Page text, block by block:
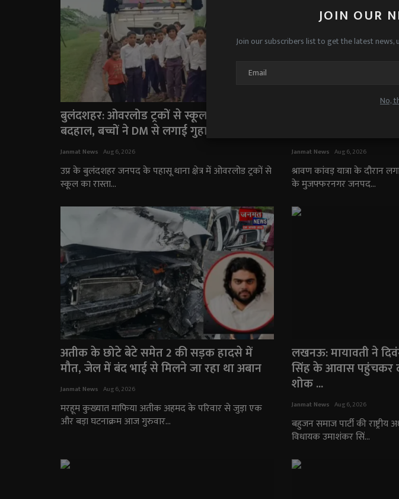
JOIN OUR
Join our subscribers list to get the latest
No,
बुलंदशहर: ओवरलोड ट्रकों से स्कूल का रास्ता
बदहाल, बच्चों ने DM से लगाई गुहार
Janmat News Aug 6, 2026
उप्र के बुलंदशहर जनपद के पहासू थाना क्षेत्र में ओवरलोड ट्रकों से
स्कूल का रास्ता...
Janmat News Aug 6, 2026
श्रावण कांवड़ यात्रा के दौरान
के मुजफ्फरनगर जनपद...
अतीक के छोटे बेटे समेत 2 की सड़क हादसे में
मौत, जेल में बंद भाई से मिलने जा रहा था अबान
Janmat News Aug 6, 2026
मरहूम कुख्यात माफिया अतीक अहमद के परिवार से जुड़ा एक
और बड़ा घटनाक्रम आज गुरुवार...
लखनऊ: मायावती ने
सिंह के आवास पहुंचकर
शोक ...
Janmat News Aug 6, 2026
बहुजन समाज पार्टी की
विधायक उमाशंकर सिं...